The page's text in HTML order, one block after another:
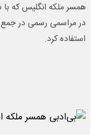
همسر ملکه انگلیس که
در مراسمی رسمی در جمع
استفاده کرد.